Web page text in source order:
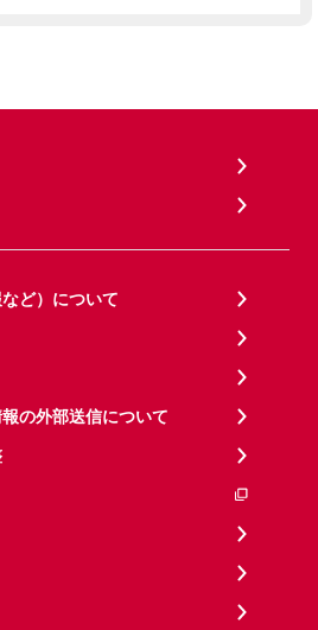
ど）について
の外部送信について